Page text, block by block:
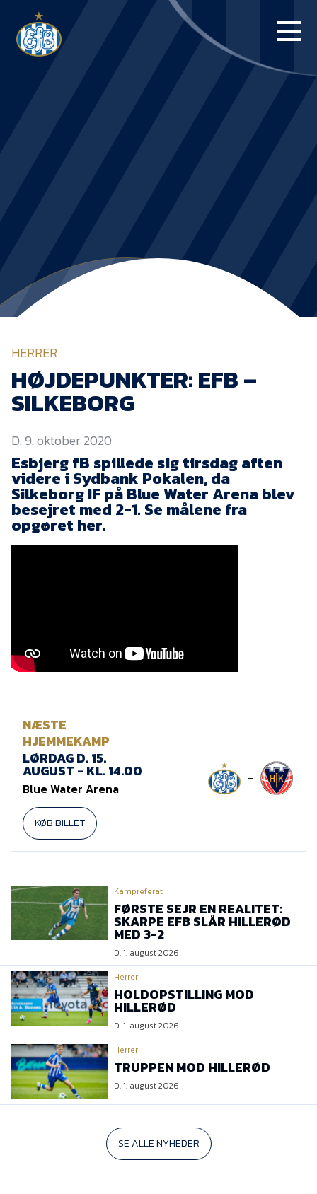
BLUE WATER
NYHEDER
EfB Akademi
Sydvestjysk Fodbold
Samarbejde
Partnere
Blue Water Arena
HERRER
HØJDEPUNKTER: EFB –
SILKEBORG
D. 9. oktober 2020
Esbjerg fB spillede sig tirsdag aften
videre i Sydbank Pokalen, da
Silkeborg IF på Blue Water Arena blev
besejret med 2-1. Se målene fra
opgøret her.
NÆSTE
HJEMMEKAMP
LØRDAG D. 15.
AUGUST - KL. 14.00
Blue Water Arena
KØB BILLET
-
Kampreferat
FØRSTE SEJR EN REALITET:
SKARPE EFB SLÅR HILLERØD
MED 3-2
D. 1. august 2026
Herrer
HOLDOPSTILLING MOD
HILLERØD
D. 1. august 2026
Herrer
TRUPPEN MOD HILLERØD
D. 1. august 2026
SE ALLE NYHEDER